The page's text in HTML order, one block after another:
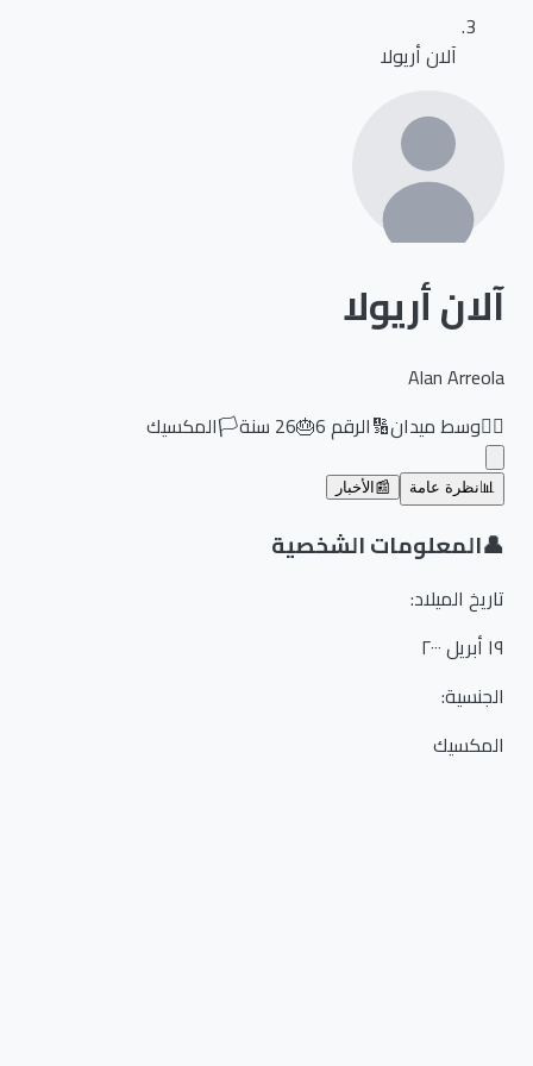
آلان أريولا
آلان أريولا
Alan Arreola
وسط ميدان🔢الرقم6
🎂
26سنة🏳️المكسيك
نظرة عامة 📰 الأخبار
المعلومات الشخصية
تاريخ الميلاد:
الجنسية:
المكسيك